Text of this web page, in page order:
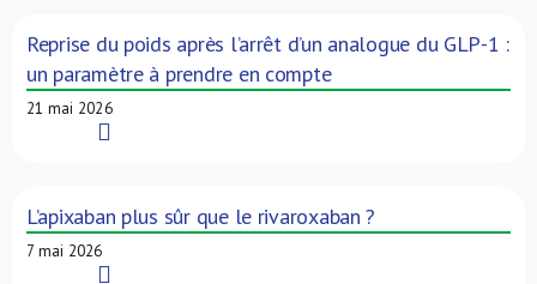
Reprise du poids après l’arrêt d’un analogue du GLP-1 :
un paramètre à prendre en compte
21 mai 2026
L’apixaban plus sûr que le rivaroxaban ?
7 mai 2026